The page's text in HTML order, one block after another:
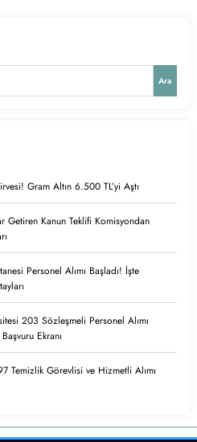
Ara
Gram Altın 6.500 TL’yi Aştı
Getiren Kanun Teklifi Komisyondan
Personel Alımı Başladı! İşte
203 Sözleşmeli Personel Alımı
Ekranı
Temizlik Görevlisi ve Hizmetli Alımı